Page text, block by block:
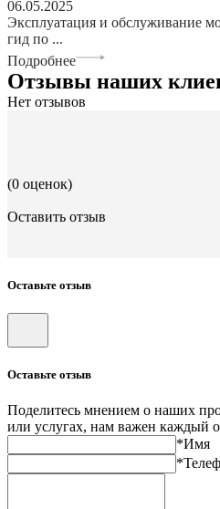
06.05.2025
Эксплуатация и обслуживание
гид по ...
Подробнее
Отзывы наших
Нет отзывов
(0 оценок)
Оставить отзыв
Оставьте отзыв
Оставьте отзыв
Поделитесь мнением о наших
или услугах, нам важен каждый
*Имя